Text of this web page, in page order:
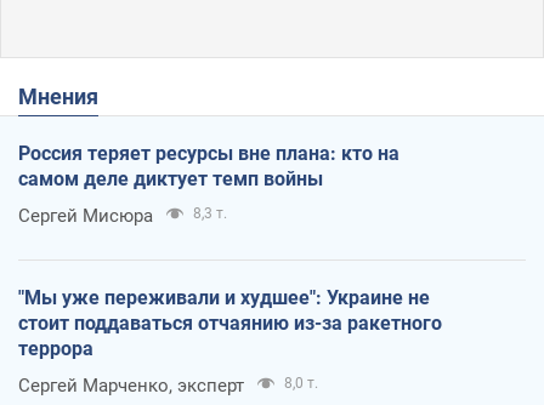
Мнения
Россия теряет ресурсы вне плана: кто на
самом деле диктует темп войны
Сергей Мисюра 8,3 т.
"Мы уже переживали и худшее": Украине не
стоит поддаваться отчаянию из-за ракетного
террора
Сергей Марченко, эксперт 8,0 т.